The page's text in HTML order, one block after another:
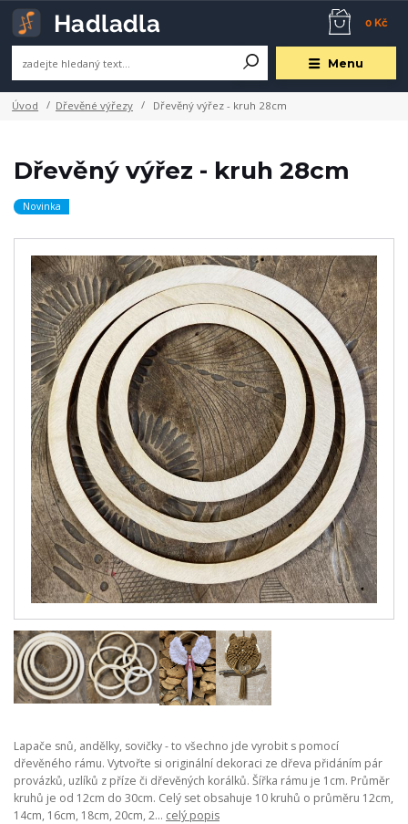
Menu
0 Kč
Úvod Dřevěné výřezy Dřevěný výřez - kruh 28cm
Dřevěný výřez - kruh 28cm
Novinka
Lapače snů, andělky, sovičky - to všechno jde vyrobit s pomocí
dřevěného rámu. Vytvořte si originální dekoraci ze dřeva přidáním pár
provázků, uzlíků z příze či dřevěných korálků. Šířka rámu je 1cm. Průměr
kruhů je od 12cm do 30cm. Celý set obsahuje 10 kruhů o průměru 12cm,
14cm, 16cm, 18cm, 20cm, 2... celý popis